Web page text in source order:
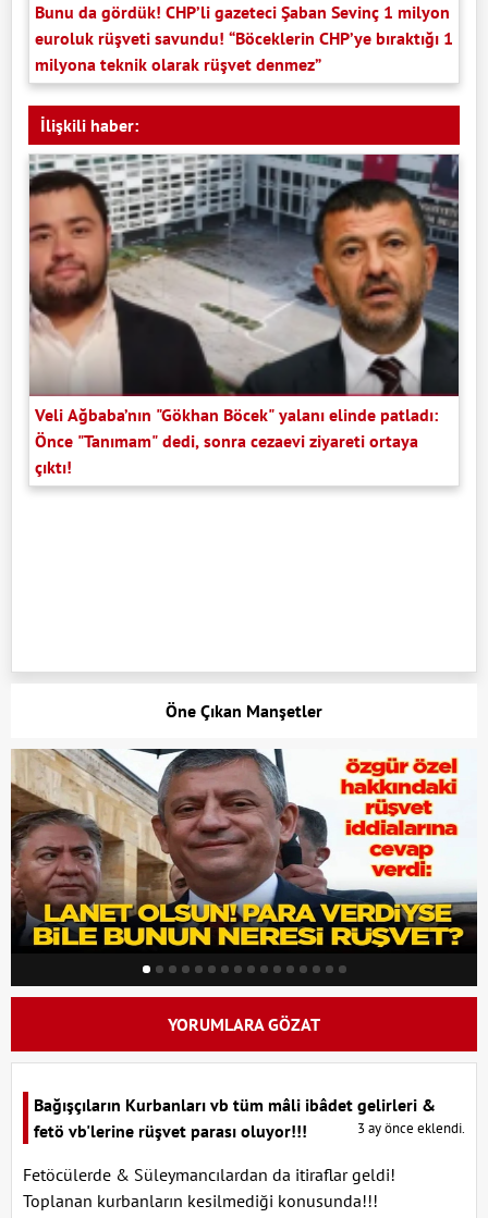
Bunu da gördük! CHP’li gazeteci Şaban Sevinç 1 milyon
euroluk rüşveti savundu! “Böceklerin CHP’ye bıraktığı 1
milyona teknik olarak rüşvet denmez”
İlişkili haber:
Veli Ağbaba’nın "Gökhan Böcek" yalanı elinde patladı:
Önce "Tanımam" dedi, sonra cezaevi ziyareti ortaya
çıktı!
Öne Çıkan Manşetler
YORUMLARA GÖZAT
Bağışçıların Kurbanları vb tüm mâli ibâdet gelirleri &
fetö vb'lerine rüşvet parası oluyor!!!
3 ay önce eklendi.
Fetöcülerde & Süleymancılardan da itiraflar geldi!
Toplanan kurbanların kesilmediği konusunda!!!